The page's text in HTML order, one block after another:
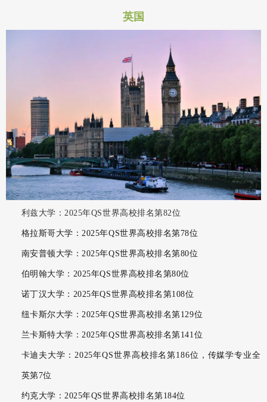
英国
利兹大学：2025年QS世界高校排名第82位
格拉斯哥大学：2025年QS世界高校排名第78位
南安普顿大学：2025年QS世界高校排名第80位
伯明翰大学：2025年QS世界高校排名第80位
诺丁汉大学：2025年QS世界高校排名第108位
纽卡斯尔大学：2025年QS世界高校排名第129位
兰卡斯特大学：2025年QS世界高校排名第141位
卡迪夫大学：2025年QS世界高校排名第186位，传媒学专业全
英第7位
约克大学：2025年QS世界高校排名第184位